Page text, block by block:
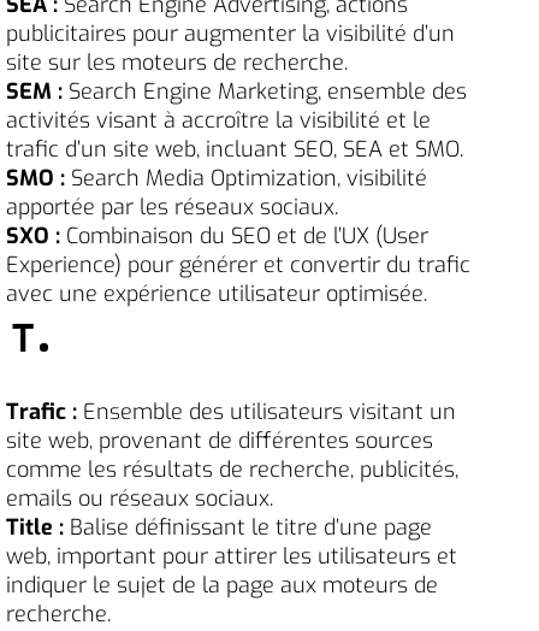
publicitaires pour augmenter la visibilité d’un
site sur les moteurs de recherche.
SEM : Search Engine Marketing, ensemble des
activités visant à accroître la visibilité et le
trafic d’un site web, incluant SEO, SEA et SMO.
SMO : Search Media Optimization, visibilité
apportée par les réseaux sociaux.
SXO : Combinaison du SEO et de l’UX (User
Experience) pour générer et convertir du trafic
avec une expérience utilisateur optimisée.
T
Trafic : Ensemble des utilisateurs visitant un
site web, provenant de différentes sources
comme les résultats de recherche, publicités,
emails ou réseaux sociaux.
Title : Balise définissant le titre d’une page
web, important pour attirer les utilisateurs et
indiquer le sujet de la page aux moteurs de
recherche.